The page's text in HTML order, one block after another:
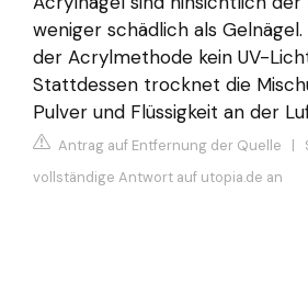
weniger schädlich als
der Acrylmethode kein UV-
Stattdessen trocknet die
Pulver und Flüssigkeit an der
Antrag auf Entfernung der Quelle |
vollständige Antwort auf utopia.de an